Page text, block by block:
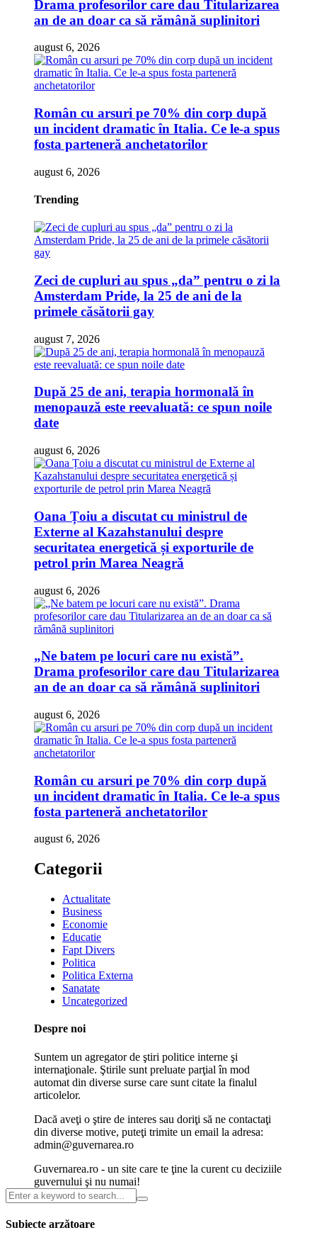
Drama profesorilor care dau Titularizarea
an de an doar ca să rămână suplinitori
august 6, 2026
Român cu arsuri pe 70% din corp după
un incident dramatic în Italia. Ce le-a spus
fosta parteneră anchetatorilor
august 6, 2026
Trending
Zeci de cupluri au spus „da” pentru o zi la
Amsterdam Pride, la 25 de ani de la
primele căsătorii gay
august 7, 2026
După 25 de ani, terapia hormonală în
menopauză este reevaluată: ce spun noile
date
august 6, 2026
Oana Țoiu a discutat cu ministrul de
Externe al Kazahstanului despre
securitatea energetică și exporturile de
petrol prin Marea Neagră
august 6, 2026
„Ne batem pe locuri care nu există”.
Drama profesorilor care dau Titularizarea
an de an doar ca să rămână suplinitori
august 6, 2026
Român cu arsuri pe 70% din corp după
un incident dramatic în Italia. Ce le-a spus
fosta parteneră anchetatorilor
august 6, 2026
Categorii
Actualitate
Business
Economie
Educatie
Fapt Divers
Politica
Politica Externa
Sanatate
Uncategorized
Despre noi
Suntem un agregator de ştiri politice interne şi
internaţionale. Ştirile sunt preluate parţial în mod
automat din diverse surse care sunt citate la finalul
articolelor.
Dacă aveţi o ştire de interes sau doriţi să ne contactaţi
din diverse motive, puteţi trimite un email la adresa:
admin@guvernarea.ro
Guvernarea.ro - un site care te ţine la curent cu deciziile
guvernului şi nu numai!
Subiecte arzătoare